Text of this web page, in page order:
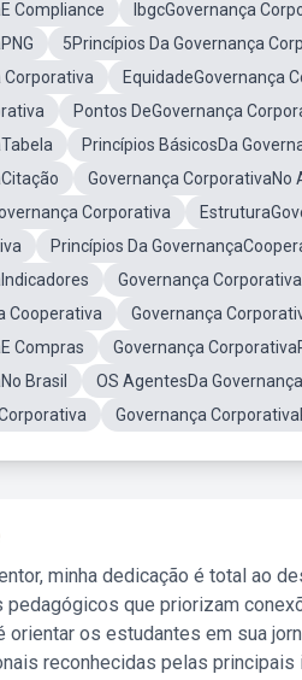
Compliance IbgcGovernança
5Princípios Da Governança
Corporativa
EquidadeGovernança
Pontos DeGovernança
Princípios BásicosDa
Governança CorporativaNo
Corporativa
Princípios Da
Governança
Cooperativa
Governança
Compras
Governança
Brasil
OS AgentesDa
Governança
minha dedicação é total ao
pedagógicos que priorizam
orientar os estudantes em sua
reconhecidas pelas